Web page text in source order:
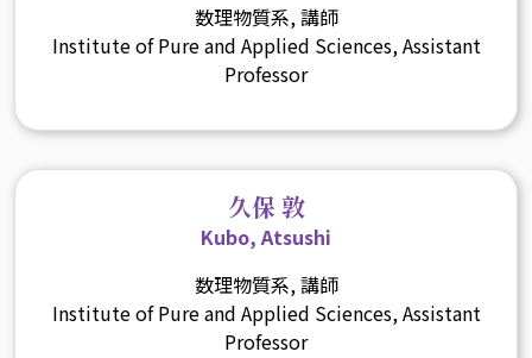
数理物質系, 講師
Institute of Pure and Applied Sciences, Assistant
Professor
久保 敦
Kubo, Atsushi
数理物質系, 講師
Institute of Pure and Applied Sciences, Assistant
Professor